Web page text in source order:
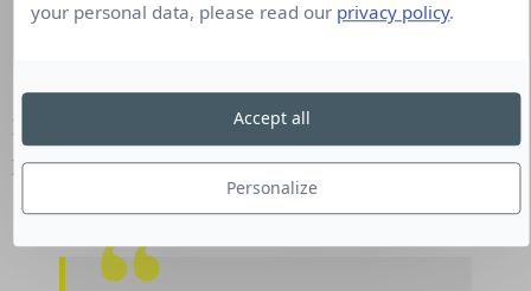
Les posts les plus Tweetés, commentés ou
partagés sur Twitter et sur Facebook:
your personal data, please read our privacy policy.
Personalize
Accept all